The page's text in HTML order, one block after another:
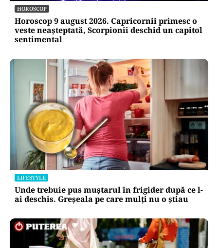
HOROSCOP
Horoscop 9 august 2026. Capricornii primesc o
veste neașteptată, Scorpionii deschid un capitol
sentimental
LIFESTYLE
Unde trebuie pus muștarul în frigider după ce l-
ai deschis. Greșeala pe care mulți nu o știau